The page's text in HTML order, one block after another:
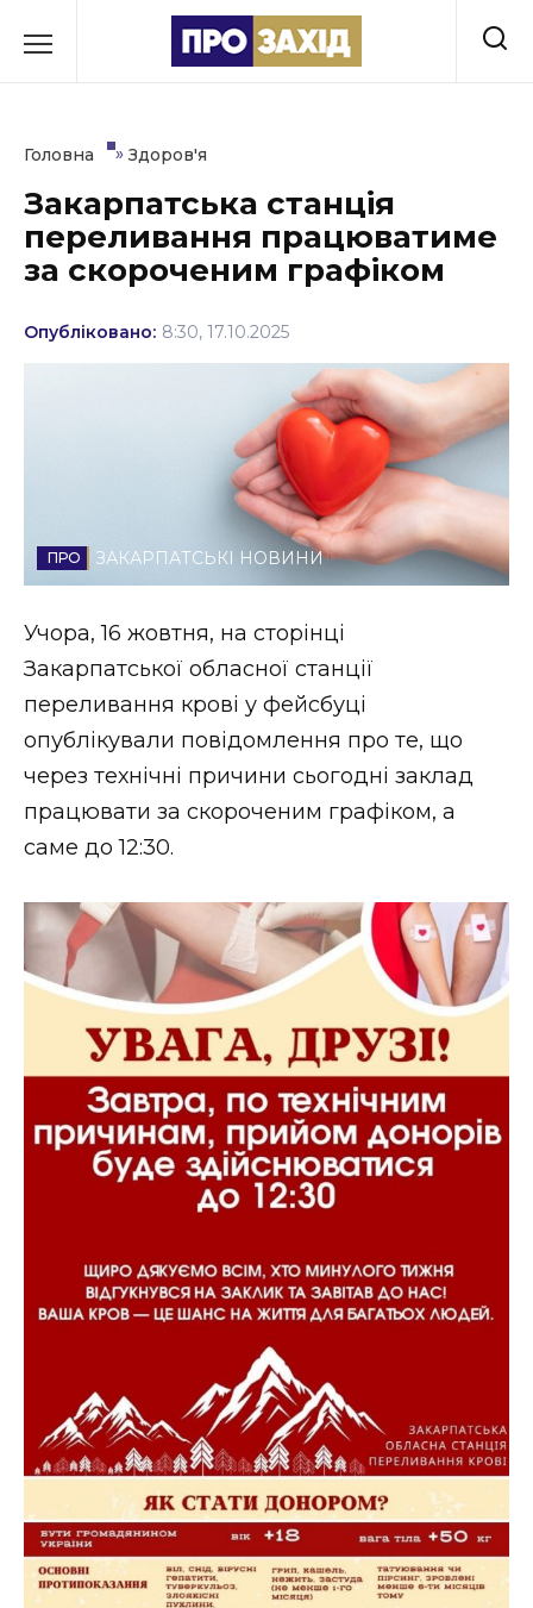
до
Культура
Освіта
Події
Стиль життя
Втрачений Ужгород (відеоверсія)
ЗАКАРПАТСЬКІ НОВИНИ
ФОТО
ВІДЕО
Головна » Здоров'я
Закарпатська станція
переливання працюватиме
за скороченим графіком
Опубліковано: 8:30, 17.10.2025
ЗАКАРПАТСЬКІ НОВИНИ
Учора, 16 жовтня, на сторінці
Закарпатської обласної станції
переливання крові у фейсбуці
опублікували повідомлення про те, що
через технічні причини сьогодні заклад
працювати за скороченим графіком, а
саме до 12:30.